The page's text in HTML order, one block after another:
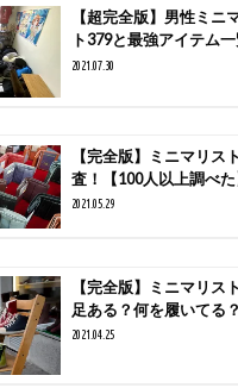
【超完全版】男性ミニ
ト379と最強アイテム
2021.07.30
【完全版】ミニマリス
査！【100人以上調べた
2021.05.29
【完全版】ミニマリス
足ある？何を履いてる？
2021.04.25